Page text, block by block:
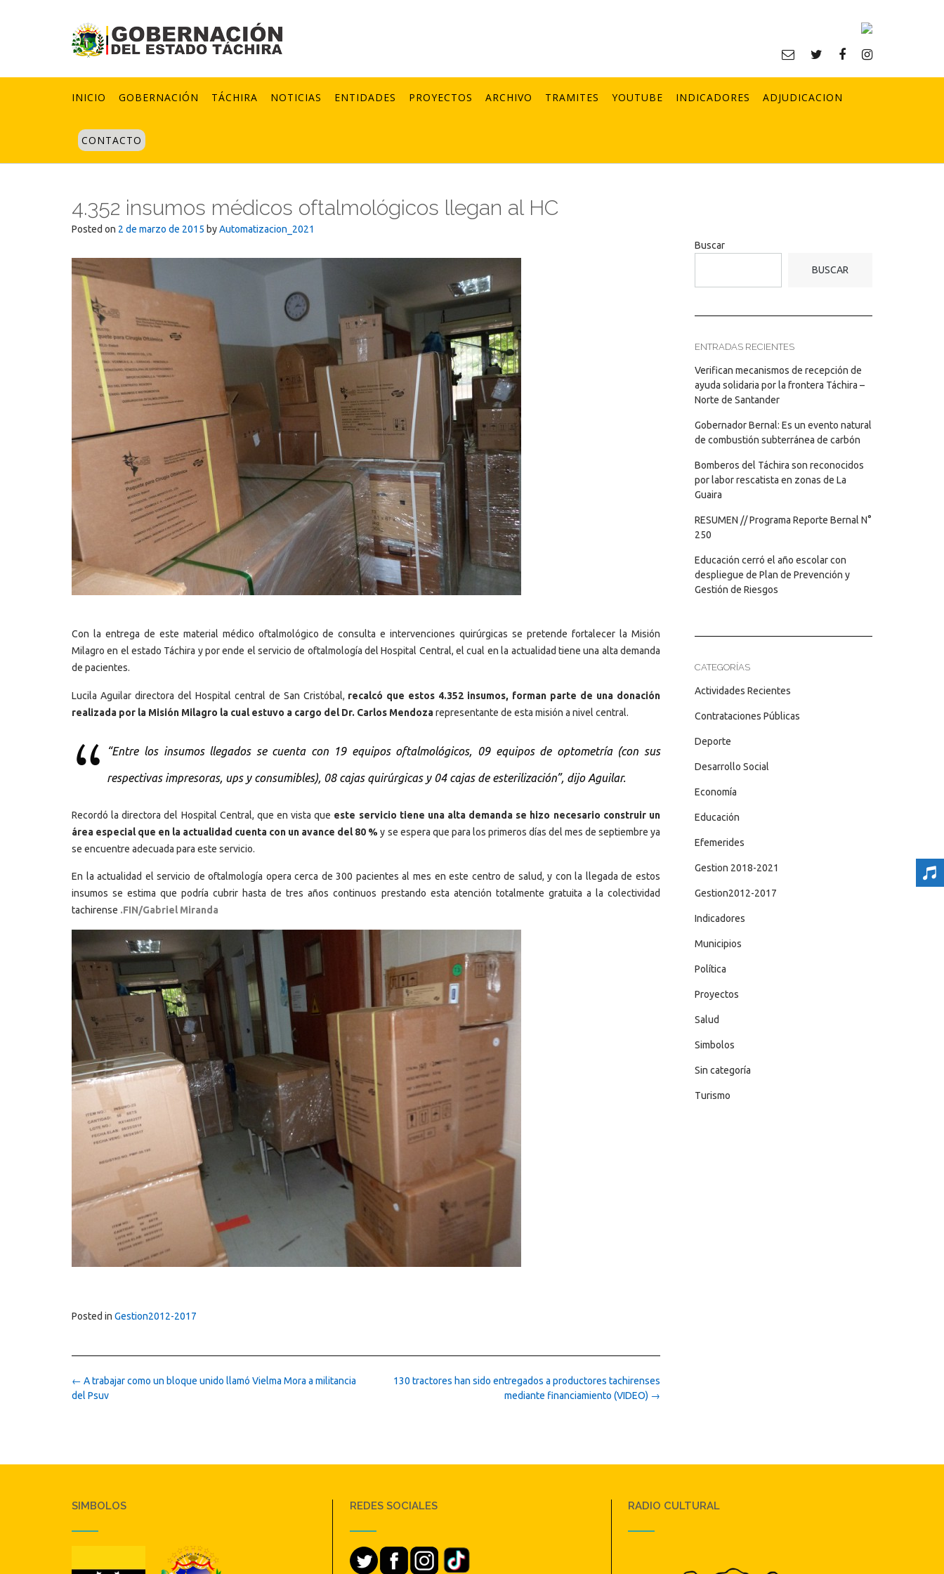
INICIO GOBERNACIÓN TÁCHIRA NOTICIAS ENTIDADES PROYECTOS ARCHIVO TRAMITES YOUTUBE INDICADORES ADJUDICACION
CONTACTO
4.352 insumos médicos oftalmológicos llegan al HC
Posted on 2 de marzo de 2015 byAutomatizacion_2021
Con la entrega de este material médico oftalmológico de consulta e intervenciones quirúrgicas se pretende fortalecer la Misión
Milagro en el estado Táchira y por ende el servicio de oftalmología del Hospital Central, el cual en la actualidad tiene una alta demanda
de pacientes.
Lucila Aguilar directora del Hospital central de San Cristóbal, recalcó que estos 4.352 insumos, forman parte de una donación
realizada por la Misión Milagro la cual estuvo a cargo del Dr. Carlos Mendozarepresentante de esta misión a nivel central.
“Entre los insumos llegados se cuenta con 19 equipos oftalmológicos, 09 equipos de optometría (con sus
respectivas impresoras, ups y consumibles), 08 cajas quirúrgicas y 04 cajas de esterilización”, dijo Aguilar.
Recordó la directora del Hospital Central, que en vista que este servicio tiene una alta demanda se hizo necesario construir un
área especial que en la actualidad cuenta con un avance del 80 % y se espera que para los primeros días del mes de septiembre ya
se encuentre adecuada para este servicio.
En la actualidad el servicio de oftalmología opera cerca de 300 pacientes al mes en este centro de salud, y con la llegada de estos
insumos se estima que podría cubrir hasta de tres años continuos prestando esta atención totalmente gratuita a la colectividad
tachirense .FIN/Gabriel Miranda
Posted in Gestion2012-2017
Post
navigation
130 tractores han sido entregados a productores tachirenses
mediante financiamiento (VIDEO) →
← A trabajar como un bloque unido llamó Vielma Mora a militancia
del Psuv
Buscar
BUSCAR
ENTRADAS RECIENTES
Verifican mecanismos de recepción de
ayuda solidaria por la frontera Táchira –
Norte de Santander
Gobernador Bernal: Es un evento natural
de combustión subterránea de carbón
Bomberos del Táchira son reconocidos
por labor rescatista en zonas de La
Guaira
RESUMEN // Programa Reporte Bernal N°
250
Educación cerró el año escolar con
despliegue de Plan de Prevención y
Gestión de Riesgos
CATEGORÍAS
Actividades Recientes
Contrataciones Públicas
Deporte
Desarrollo Social
Economía
Educación
Efemerides
Gestion 2018-2021
Gestion2012-2017
Indicadores
Municipios
Política
Proyectos
Salud
Simbolos
Sin categoría
Turismo
SIMBOLOS REDES SOCIALES RADIO CULTURAL